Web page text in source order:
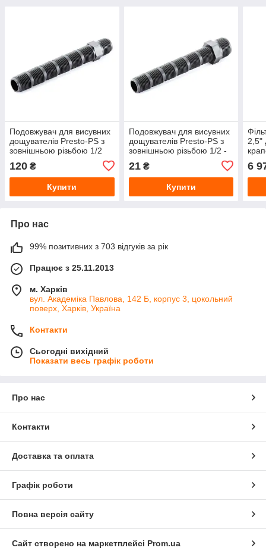
Подовжувач для висувних
дощувателів Presto-PS з
зовнішньою різьбою 1/2
120 ₴
Купити
Подовжувач для висувних
дощувателів Presto-PS з
зовнішньою різьбою 1/2 -
21₴
Купити
2,5"
6
Про нас
99% позитивних з 703 відгуків за рік
Працює з 25.11.2013
м. Харків
вул. Академіка Павлова, 142 Б, корпус 3, цокольний
поверх, Харків, Україна
Контакти
Сьогодні вихідний
Показати весь графік роботи
Про нас
Контакти
Доставка та оплата
Графік роботи
Повна версія сайту
Сайт створено на маркетплейсі Prom.ua